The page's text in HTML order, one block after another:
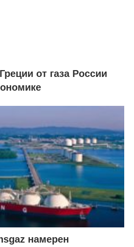
от газа России
намерен